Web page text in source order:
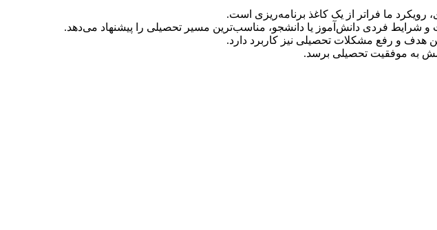
ما فراتر از یک کاغذ برنامه‌ریزی است.
شرایط فردی دانش‌آموز یا دانشجو، مناسب‌ترین مسیر تحصیلی را پیشنهاد می‌دهد.
هدف و رفع مشکلات تحصیلی نیز کاربرد دارد.
به موفقیت تحصیلی برسد.